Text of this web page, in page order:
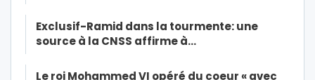
Exclusif-Ramid dans la tourmente: une
source à la CNSS affirme à…
Le roi Mohammed VI opéré du coeur « avec